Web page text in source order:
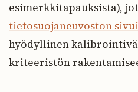
esimerkkitapauksista),
tietosuojaneuvoston
hyödyllinen
kriteeristön